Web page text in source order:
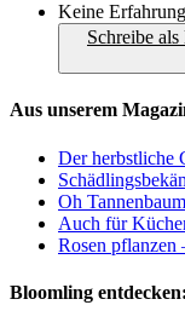
Keine
Schreibe
Aus unserem
Der herbstliche
Oh
Auch für
Rosen pflanzen
Bloomling entdecken: